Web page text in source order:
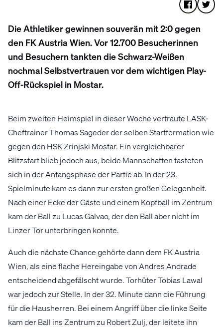
Die Athletiker gewinnen souverän mit 2:0 gegen
den FK Austria Wien. Vor 12.700 Besucherinnen
und Besuchern tankten die Schwarz-Weißen
nochmal Selbstvertrauen vor dem wichtigen Play-
Off-Rückspiel in Mostar.
Beim zweiten Heimspiel in dieser Woche vertraute LASK-
Cheftrainer Thomas Sageder der selben Startformation wie
gegen den HSK Zrinjski Mostar. Ein vergleichbarer
Blitzstart blieb jedoch aus, beide Mannschaften tasteten
sich in der Anfangsphase der Partie ab. In der 23.
Spielminute kam es dann zur ersten großen Gelegenheit.
Nach einer Ecke der Gäste und einem Kopfball im Zentrum
kam der Ball zu Lucas Galvao, der den Ball aber nicht im
Linzer Tor unterbringen konnte.
Auch die nächste Chance gehörte dann dem FK Austria
Wien, als eine flache Hereingabe von Andres Andrade
entscheidend abgefälscht wurde. Torhüter Tobias Lawal
war jedoch zur Stelle. In der 32. Minute dann die Führung
für die Hausherren. Bei einem Angriff über die linke Seite
kam der Ball ins Zentrum zu Robert Zulj, der leitete ihn